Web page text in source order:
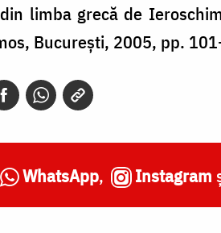
limba grecă de
Bucureşti, 2005, pp.
WhatsApp, Instagram